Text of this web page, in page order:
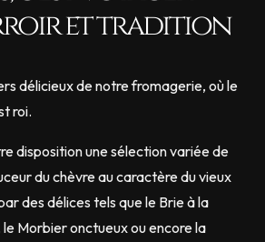
et tradition
délicieux de notre fromagerie, où le
roi.
disposition une sélection variée de
du chèvre au caractère du vieux
des délices tels que le Brie à la
Morbier onctueux ou encore la